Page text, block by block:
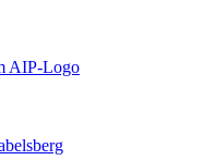
AIP-Logo